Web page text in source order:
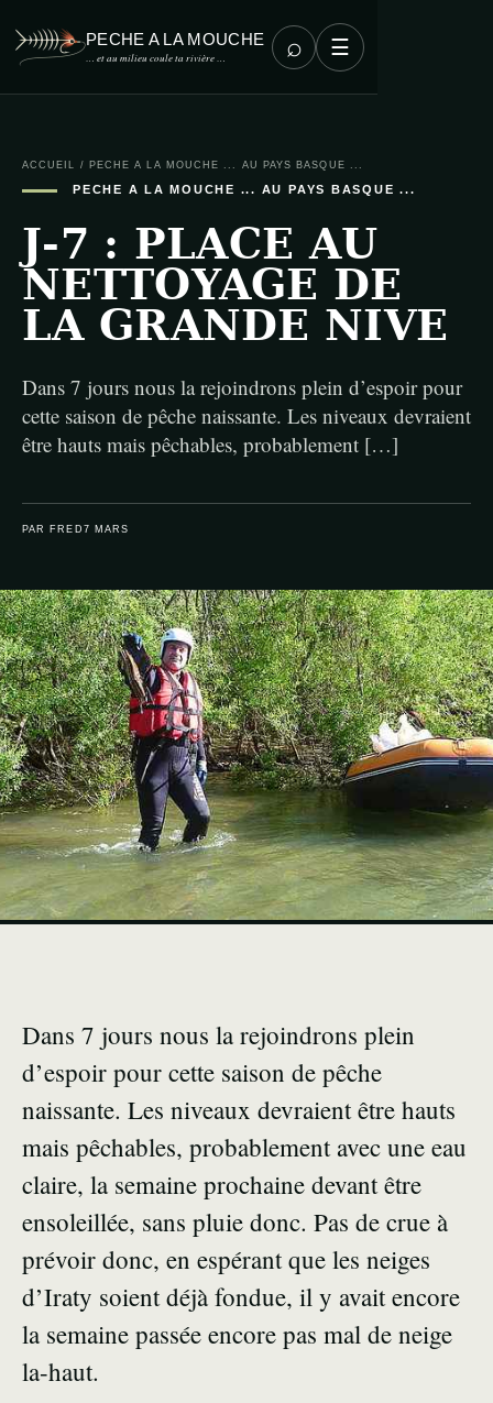
PECHE A LA MOUCHE
… et au milieu coule ta rivière … ⌕ ☰
ACCUEIL / PECHE A LA MOUCHE ... AU PAYS BASQUE ...
PECHE A LA MOUCHE ... AU PAYS BASQUE ...
J-7 : PLACE AU
NETTOYAGE DE
LA GRANDE NIVE
Dans 7 jours nous la rejoindrons plein d’espoir pour
cette saison de pêche naissante. Les niveaux devraient
être hauts mais pêchables, probablement […]
PAR FRED 7 MARS
Dans 7 jours nous la rejoindrons plein
d’espoir pour cette saison de pêche
naissante. Les niveaux devraient être hauts
mais pêchables, probablement avec une eau
claire, la semaine prochaine devant être
ensoleillée, sans pluie donc. Pas de crue à
prévoir donc, en espérant que les neiges
d’Iraty soient déjà fondue, il y avait encore
la semaine passée encore pas mal de neige
la-haut.